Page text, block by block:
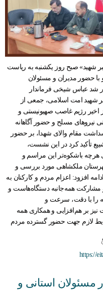
شهید» صبح روز یکشنبه به ریاست
حضور مدیران و مسئولان
شد عباس شیخی فرماندار
شهید امت اسلامی، جمعی از
اخیر رژیم غاصب صهیونیستی و
نیروهای مسلح و حضور آگاهانه
مقام والای شهدا، بر حضور
تأکید کرد در این نشست،
هرچه باشکوه‌تر این مراسم و
ملکشاهی مورد بررسی و
افزود: اعزام مردم و کارکنان به
مشارکت همه‌جانبه دستگاه‌هاست و
را با دقت، سرعت و
نیز بر هم‌افزایی و همکاری همه
لازم جهت حضور گسترده مردم
https://
مسئولان استانی و